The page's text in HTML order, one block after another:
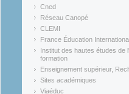
(link is external)
Cned
(link is external)
Réseau Canopé
(link is external)
CLEMI
(link is external)
France Éducation
(link is external)
Institut des hautes études de
formation
(link is external)
Enseignement supérieur,
(link is external)
Sites académiques
(link is external)
Viaéduc